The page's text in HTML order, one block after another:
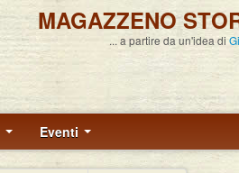
MAGAZZENO
... a partire da un'idea di
Eventi